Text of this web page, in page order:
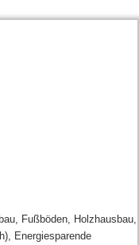
Fußböden, Holzhausbau,
Energiesparende